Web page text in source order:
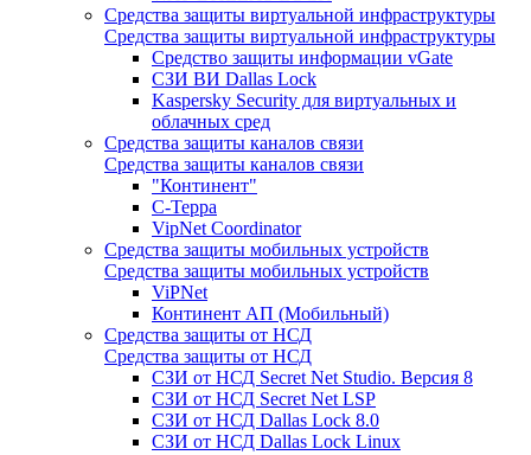
Средства защиты виртуальной инфраструктуры
Средства защиты виртуальной инфраструктуры
Средство защиты информации vGate
СЗИ ВИ Dallas Lock
Kaspersky Security для виртуальных и
облачных сред
Средства защиты каналов связи
Средства защиты каналов связи
"Континент"
С-Терра
VipNet Coordinator
Средства защиты мобильных устройств
Средства защиты мобильных устройств
ViPNet
Континент АП (Мобильный)
Средства защиты от НСД
Средства защиты от НСД
СЗИ от НСД Secret Net Studio. Версия 8
СЗИ от НСД Secret Net LSP
СЗИ от НСД Dallas Lock 8.0
СЗИ от НСД Dallas Lock Linux